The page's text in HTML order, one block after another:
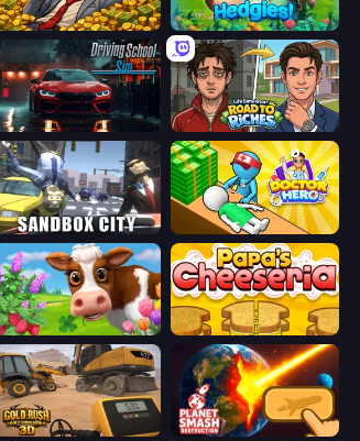
Idle Billionaire Tycoon Hedgies
Driving School Simulator Life Simulator: Road to Riches
Sandbox City Doctor Hero
Country Life Meadows Papa's Cheeseria
Gold Rush: Gold Simulator 3D Planet Smash Destruction